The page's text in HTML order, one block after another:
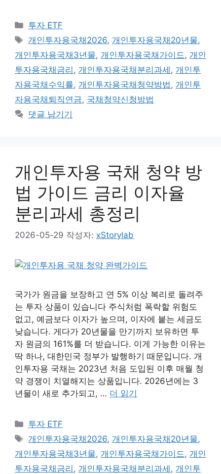
카
테
고
리
투자 ETF
태
그
개인투자용국채2026, 개인투자용국채20년물,
개인투자용국채3년물, 개인투자용국채가이드 , 개인
투자용국채금리 , 개인투자용국채분리과세 , 개인투
자용국채수익률, 개인투자용국채청약방법 , 개인투
자용국채퇴직연금, 국채청약신청방법
댓글 남기기
개인투자용 국채 청약 방
법 가이드 금리 이자율
분리과세 총정리
2026-05-29 작성자: xStorylab
국가가 원금을 보장하고 연 5% 이상 복리로 돌려주
는 투자 상품이 있습니다 주식처럼 폭락할 위험도
없고, 예금보다 이자가 높으며, 이자에 붙는 세금도
낮습니다. 게다가 20년물을 만기까지 보유하면 투
자 원금의 161%를 더 받습니다. 이게 가능한 이유는
딱 하나, 대한민국 정부가 발행하기 때문입니다. 개
인투자용 국채는 2023년 처음 도입된 이후 매월 청
약 경쟁이 치열해지는 상품입니다. 2026년에는 3
년물이 새로 추가되고, … 더 읽기
카
테
리
투자 ETF
태
그
개인투자용국채2026, 개인투자용국채20년물,
개인투자용국채3년물, 개인투자용국채가이드, 개인
투자용국채금리 , 개인투자용국채분리과세 , 개인투